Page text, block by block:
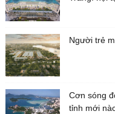
Người trẻ
Cơn sóng
tỉnh mới